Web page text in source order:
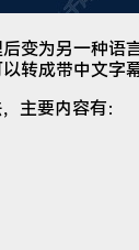
变为另一种语
转成带中文字
主要内容有：